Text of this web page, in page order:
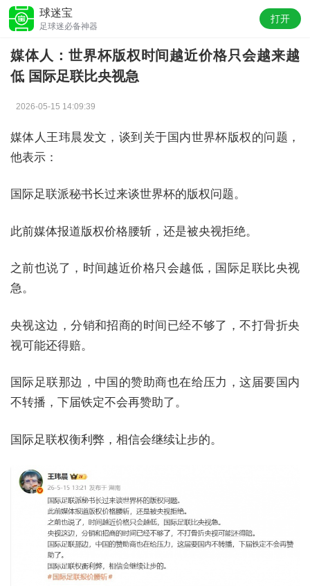
球迷宝
足球迷必备神器
打开
媒体人：世界杯版权时间越近价格只会越来越
低 国际足联比央视急
2026-05-15 14:09:39
媒体人王玮晨发文，谈到关于国内世界杯版权的问题，
他表示：
国际足联派秘书长过来谈世界杯的版权问题。
此前媒体报道版权价格腰斩，还是被央视拒绝。
之前也说了，时间越近价格只会越低，国际足联比央视
急。
央视这边，分销和招商的时间已经不够了，不打骨折央
视可能还得赔。
国际足联那边，中国的赞助商也在给压力，这届要国内
不转播，下届铁定不会再赞助了。
国际足联权衡利弊，相信会继续让步的。